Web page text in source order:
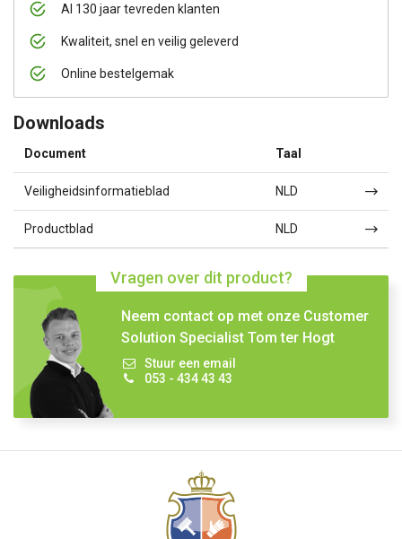
Al 130 jaar tevreden klanten
Kwaliteit, snel en veilig geleverd
Online bestelgemak
Downloads
Document Taal
Veiligheidsinformatieblad NLD
Productblad NLD
Vragen over dit product?
Neem contact op met onze Customer
Solution Specialist Tom ter Hogt
Stuur een email
053 - 434 43 43